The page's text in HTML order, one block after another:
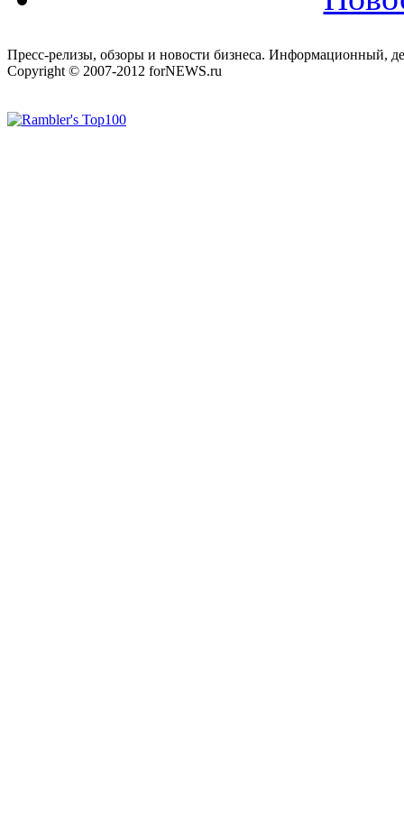
Пресс-релизы, обзоры и новости бизнеса. Информационный,
Copyright © 2007-2012 forNEWS.ru